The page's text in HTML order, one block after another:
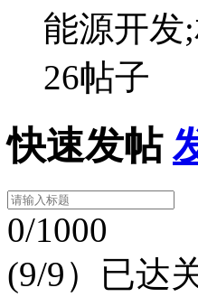
能源开发
26帖子
快速发帖
0/1000
(9/9）已达